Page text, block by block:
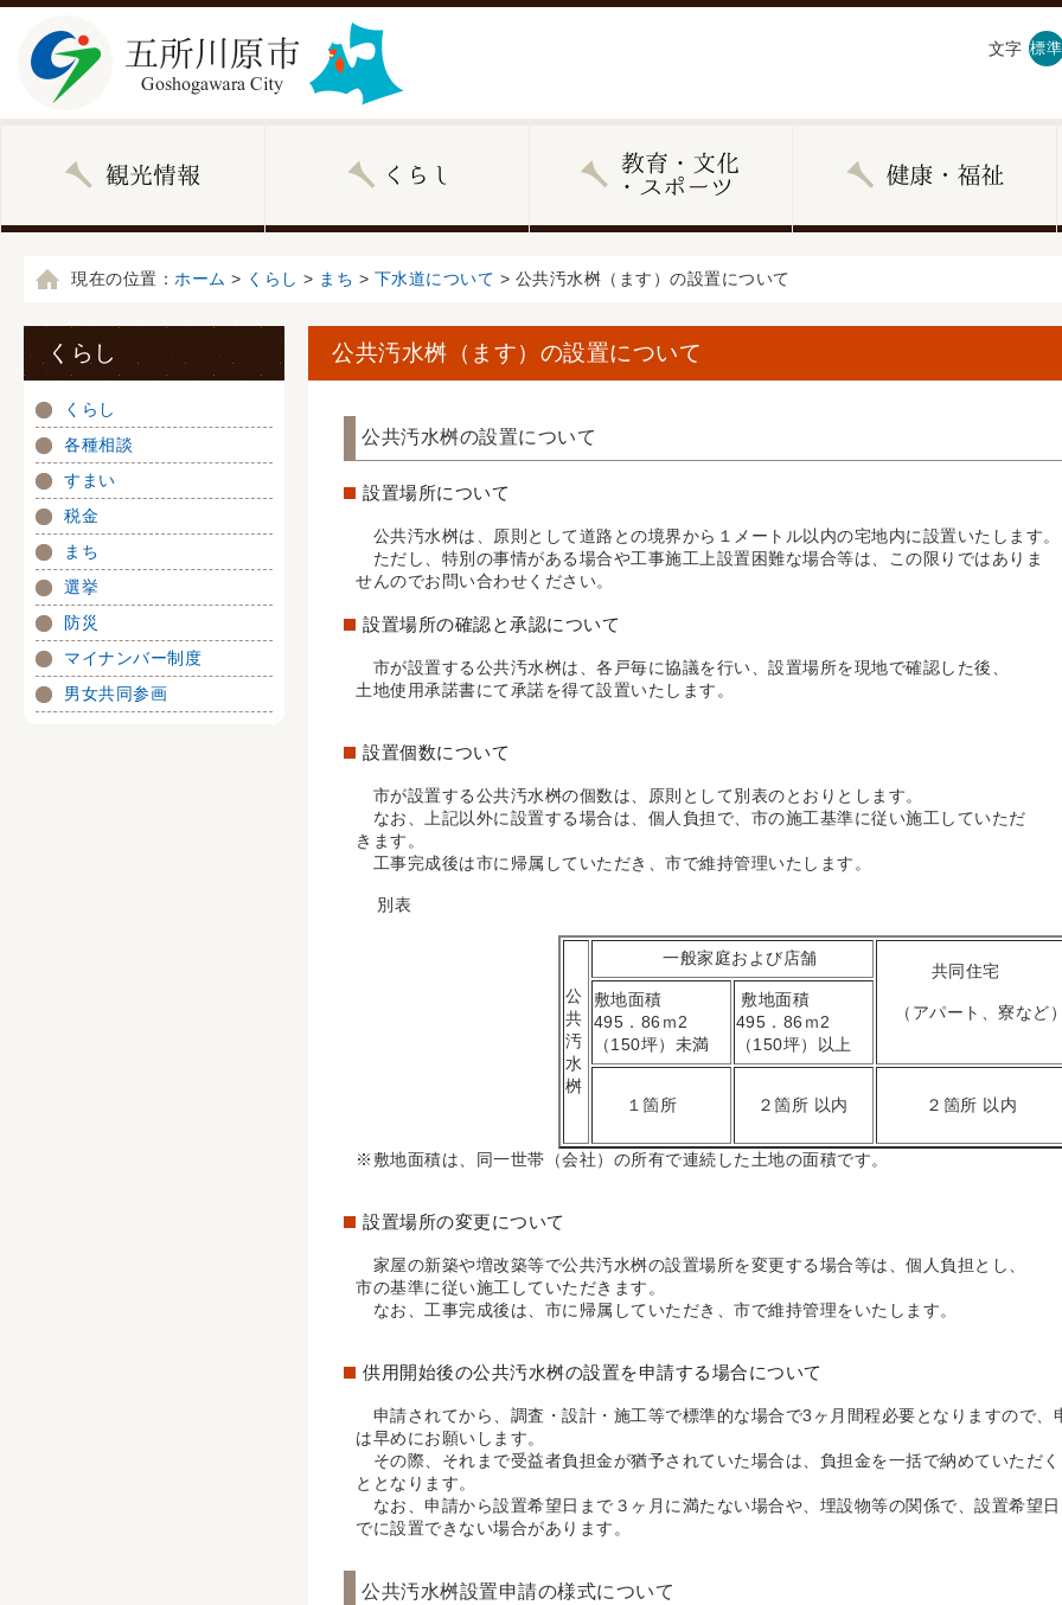
文字 標準
現在の位置： ホーム > くらし > まち > 下水道について > 公共汚水桝（ます）の設置について
公共汚水桝（ます）の設置について
公共汚水桝の設置について
設置場所について
公共汚水桝は、原則として道路との境界から１メートル以内の宅地内に設置いたします。
ただし、特別の事情がある場合や工事施工上設置困難な場合等は、この限りではありま
せんのでお問い合わせください。
設置場所の確認と承認について
市が設置する公共汚水桝は、各戸毎に協議を行い、設置場所を現地で確認した後、
土地使用承諾書にて承諾を得て設置いたします。
設置個数について
市が設置する公共汚水桝の個数は、原則として別表のとおりとします。
なお、上記以外に設置する場合は、個人負担で、市の施工基準に従い施工していただ
きます。
工事完成後は市に帰属していただき、市で維持管理いたします。
別表
公
共
汚
水
桝
一般家庭および店舗
共同住宅
（アパート、寮など）
敷地面積
495．86ｍ2
（150坪）未満
敷地面積
495．86ｍ2
（150坪）以上
１箇所 ２箇所 以内 ２箇所 以内
※敷地面積は、同一世帯（会社）の所有で連続した土地の面積です。
設置場所の変更について
家屋の新築や増改築等で公共汚水桝の設置場所を変更する場合等は、個人負担とし、
市の基準に従い施工していただきます。
なお、工事完成後は、市に帰属していただき、市で維持管理をいたします。
供用開始後の公共汚水桝の設置を申請する場合について
申請されてから、調査・設計・施工等で標準的な場合で3ヶ月間程必要となりますので、
は早めにお願いします。
その際、それまで受益者負担金が猶予されていた場合は、負担金を一括で納めていただく
ととなります。
なお、申請から設置希望日まで３ヶ月に満たない場合や、埋設物等の関係で、設置希望日
でに設置できない場合があります。
公共汚水桝設置申請の様式について
くらし
くらし
各種相談
すまい
税金
まち
選挙
防災
マイナンバー制度
男女共同参画